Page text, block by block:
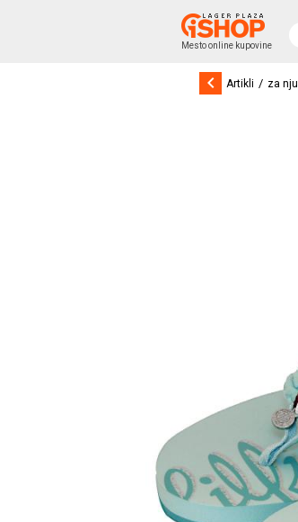
Mesto online kupovine
keyboard_arrow_left Artikli / za nju